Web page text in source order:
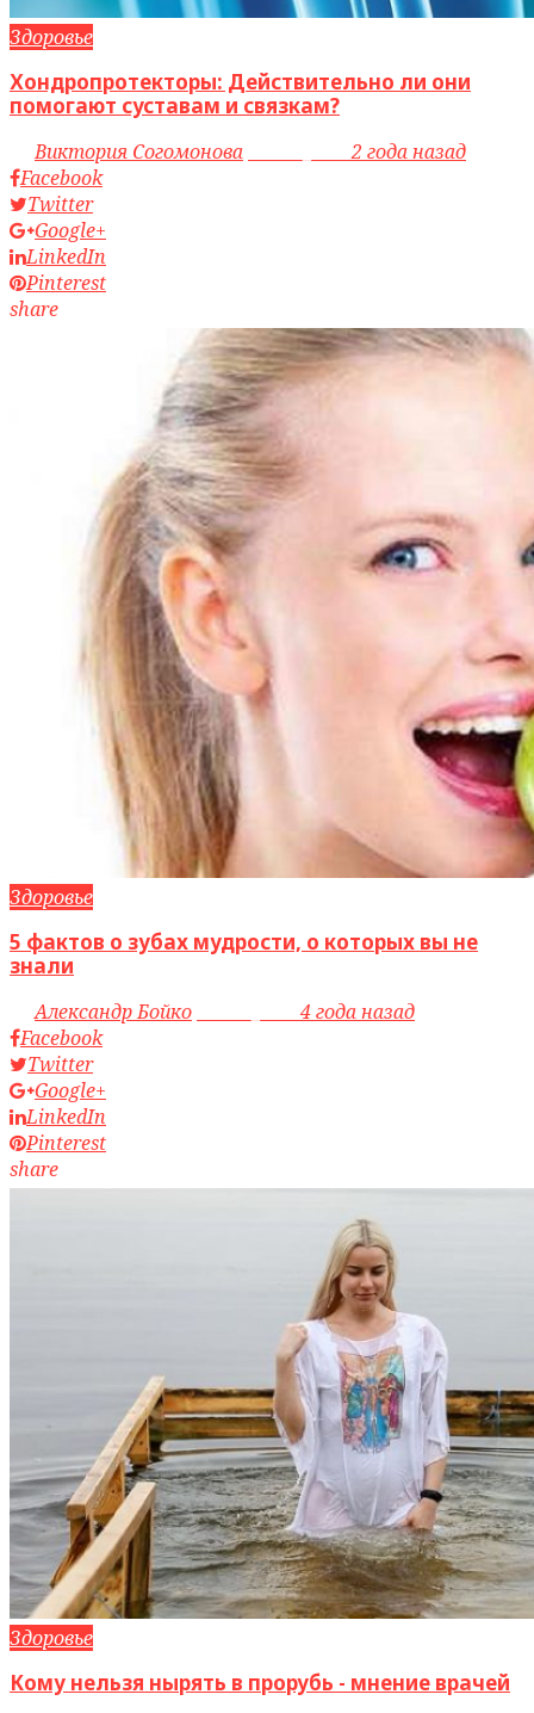
Здоровье
Хондропротекторы: Действительно ли они
помогают суставам и связкам?
byВиктория Согомонова access_time2 года назад
Facebook
Twitter
Google+
LinkedIn
Pinterest
share
Здоровье
5 фактов о зубах мудрости, о которых вы не
знали
byАлександр Бойко
4 года назад
Facebook
Twitter
Google+
LinkedIn
Pinterest
share
Здоровье
Кому нельзя нырять в прорубь - мнение врачей